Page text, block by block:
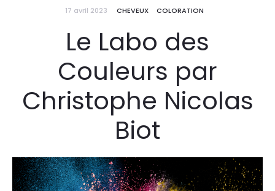
17 avril 2023 CHEVEUX COLORATION
Le Labo des
Couleurs par
Christophe Nicolas
Biot